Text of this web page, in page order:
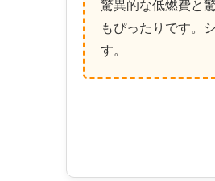
驚異的な低燃費と
もぴったりです。
す。